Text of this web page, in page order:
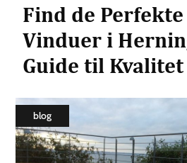
Health
Insurance
Estate
Find de
Vinduer i
Guide til Kvalitet
blog